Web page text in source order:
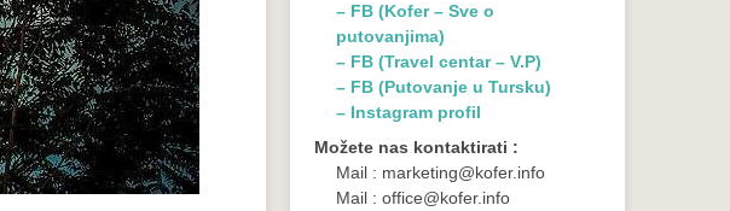
– FB (Kofer – Sve o
putovanjima)
– FB (Travel centar – V.P)
– FB (Putovanje u Tursku)
– Instagram profil
Možete nas kontaktirati :
Mail : marketing@kofer.info
Mail : office@kofer.info